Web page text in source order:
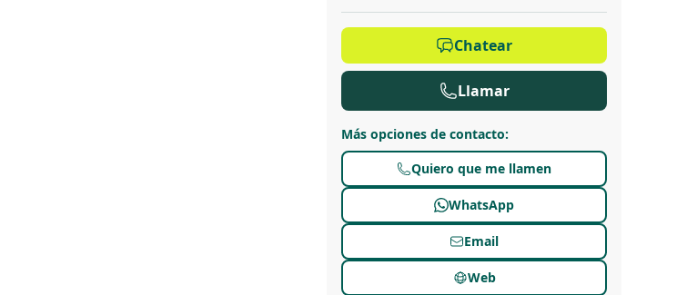
Chatear
Llamar
Más opciones de contacto:
Quiero que me llamen
WhatsApp
Email
Web